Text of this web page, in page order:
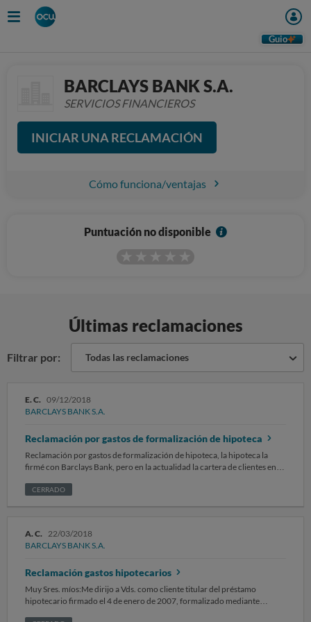
Guio
BARCLAYS BANK S.A.
SERVICIOS FINANCIEROS
INICIAR UNA RECLAMACIÓN
Cómo funciona/ventajas
Puntuación no disponible
I
Últimas reclamaciones
Filtrar por: Todas las reclamaciones
E. C. 09/12/2018
BARCLAYS BANK S.A.
Reclamación por gastos de formalización de hipoteca
Reclamación por gastos de formalización de hipoteca, la hipoteca la
firmé con Barclays Bank, pero en la actualidad la cartera de clientes en
realmente a quién corresponde realizar la reclamación y abonar dichos
CERRADO
A. C. 22/03/2018
BARCLAYS BANK S.A.
Reclamación gastos hipotecarios
Muy Sres. míos:Me dirijo a Vds. como cliente titular del préstamo
hipotecario firmado el 4 de enero de 2007, formalizado mediante